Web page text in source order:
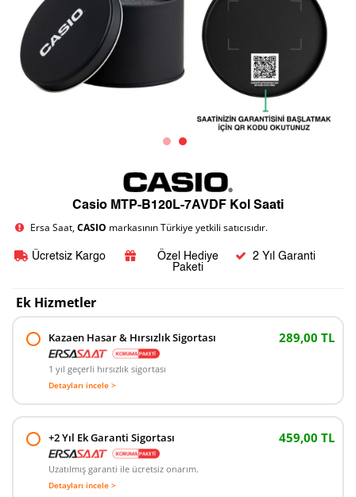
Casio MTP-B120L-7AVDF Kol Saati
Ersa Saat,CASIO markasının Türkiye yetkili satıcısıdır.
Ücretsiz Kargo
Özel Hediye
Paketi
2 Yıl Garanti
Ek Hizmetler
Kazaen Hasar & Hırsızlık Sigortası 289,00 TL
1 yıl geçerli hırsızlık sigortası
Detayları incele >
+2 Yıl Ek Garanti Sigortası 459,00 TL
Uzatılmış garanti ile ücretsiz onarım.
Detayları incele >